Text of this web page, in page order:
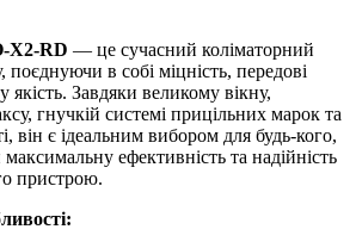
X2-RD — це сучасний коліматорний
поєднуючи в собі міцність, передові
якість. Завдяки великому вікну,
гнучкій системі прицільних марок та
він є ідеальним вибором для будь-кого,
ефективність та надійність
пристрою.